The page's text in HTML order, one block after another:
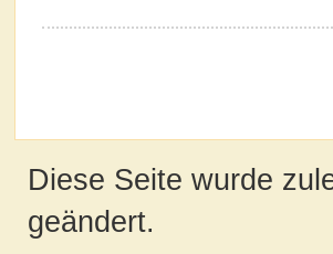
Diese Seite wurde
geändert.